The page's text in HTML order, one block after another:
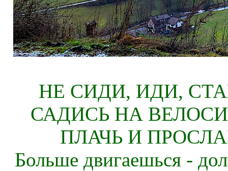
НЕ СИДИ, ИДИ,
САДИСЬ НА
ПЛАЧЬ И
Больше двигаешься -